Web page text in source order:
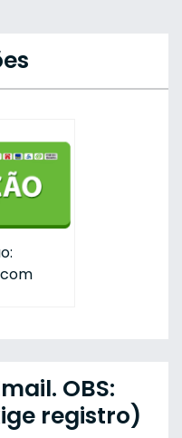
OBS:
registro)